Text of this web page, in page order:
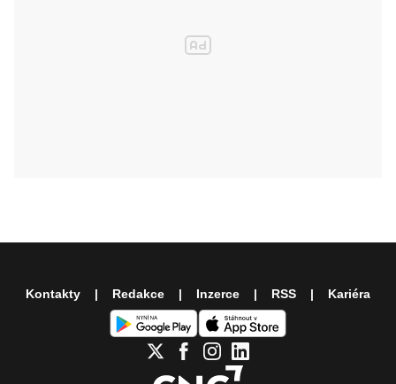
Kontakty Redakce Inzerce RSS Kariéra